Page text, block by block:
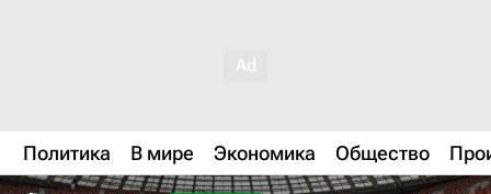
Политика В мире Экономика Общество